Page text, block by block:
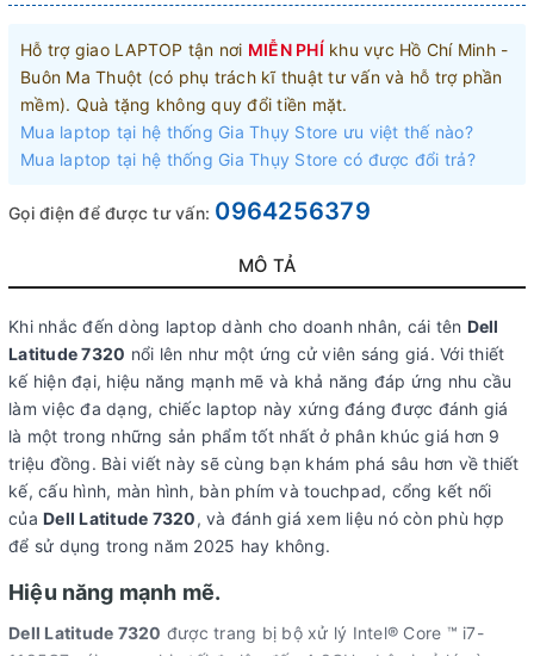
Hỗ trợ giao LAPTOP tận nơi MIỄN PHÍ khu vực Hồ Chí Minh -
Buôn Ma Thuột (có phụ trách kĩ thuật tư vấn và hỗ trợ phần
mềm). Quà tặng không quy đổi tiền mặt.
Mua laptop tại hệ thống Gia Thụy Store ưu việt thế nào?
Mua laptop tại hệ thống Gia Thụy Store có được đổi trả?
Gọi điện để được tư vấn: 0964256379
MÔ TẢ
Khi nhắc đến dòng laptop dành cho doanh nhân, cái tên Dell
Latitude 7320 nổi lên như một ứng cử viên sáng giá. Với thiết
kế hiện đại, hiệu năng mạnh mẽ và khả năng đáp ứng nhu cầu
làm việc đa dạng, chiếc laptop này xứng đáng được đánh giá
là một trong những sản phẩm tốt nhất ở phân khúc giá hơn 9
triệu đồng. Bài viết này sẽ cùng bạn khám phá sâu hơn về thiết
kế, cấu hình, màn hình, bàn phím và touchpad, cổng kết nối
của Dell Latitude 7320, và đánh giá xem liệu nó còn phù hợp
để sử dụng trong năm 2025 hay không.
Hiệu năng mạnh mẽ.
Dell Latitude 7320 được trang bị bộ xử lý Intel® Core ™ i7-